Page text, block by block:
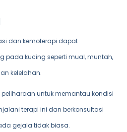
dan kemoterapi dapat
pada kucing seperti mual, muntah,
kelelahan.
untuk memantau kondisi
terapi ini dan berkonsultasi
gejala tidak biasa.